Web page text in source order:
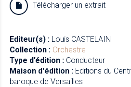
Télécharger un extrait
Editeur(s) : Louis CASTELAIN
Collection : Orchestre
Type d’édition : Conducteur
Maison d'édition : Editions du
baroque de Versailles